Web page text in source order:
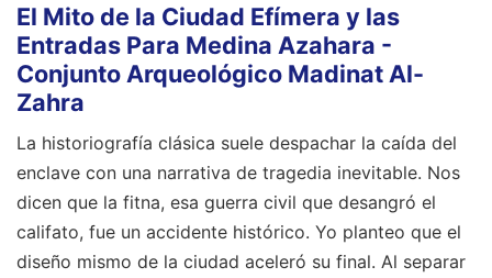
El Mito de la Ciudad Efímera y las
Entradas Para Medina Azahara -
Conjunto Arqueológico Madinat Al-
Zahra
La historiografía clásica suele despachar la caída del
enclave con una narrativa de tragedia inevitable. Nos
dicen que la fitna, esa guerra civil que desangró el
califato, fue un accidente histórico. Yo planteo que el
diseño mismo de la ciudad aceleró su final. Al separar